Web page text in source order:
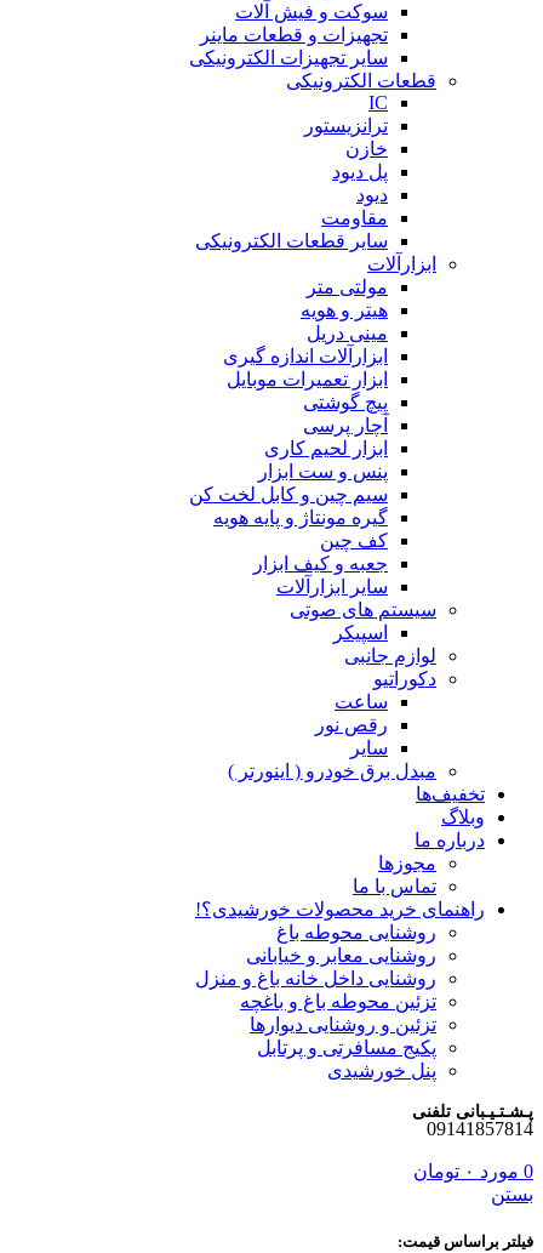
سوکت و فیش آلات
تجهیزات و قطعات ماینر
سایر تجهیزات الکترونیکی
قطعات الکترونیکی
IC
ترانزیستور
خازن
پل دیود
دیود
مقاومت
سایر قطعات الکترونیکی
ابزارآلات
مولتی متر
هیتر و هویه
مینی دریل
ابزارآلات اندازه گیری
ابزار تعمیرات موبایل
پیچ گوشتی
آچار پرسی
ابزار لحیم کاری
پنس و ست ابزار
سیم چین و کابل لخت کن
گیره مونتاژ و پایه هویه
کف چین
جعبه و کیف ابزار
سایر ابزارآلات
سیستم های صوتی
اسپیکر
لوازم جانبی
دکوراتیو
ساعت
رقص نور
سایر
مبدل برق خودرو ( اینورتر )
تخفیف‌ها
وبلاگ
درباره ما
مجوزها
تماس با ما
راهنمای خرید محصولات خورشیدی؟!
روشنایی محوطه باغ
روشنایی معابر و خیابانی
روشنایی داخل خانه باغ و منزل
تزئین محوطه باغ و باغچه
تزئین و روشنایی دیوارها
پکیج مسافرتی و پرتابل
پنل خورشیدی
پـشـتـیـبانی تلفنی
09141857814
0 مورد ۰ تومان
بستن
فیلتر براساس قیمت: